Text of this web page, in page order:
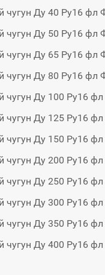
чугун Ду 40 Ру16 фл
чугун Ду 50 Ру16 фл
чугун Ду 65 Ру16 фл
чугун Ду 80 Ру16 фл
чугун Ду 100 Ру16
чугун Ду 125 Ру16
чугун Ду 150 Ру16
чугун Ду 200 Ру16
чугун Ду 250 Ру16
чугун Ду 300 Ру16
чугун Ду 350 Ру16
чугун Ду 400 Ру16